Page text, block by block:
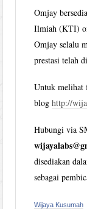
Omjay
Ilmiah (KTI)
Omjay selalu
prestasi telah
Untuk melihat
bloghttp://
Hubungi via
disediakan
sebagai
Wijaya Kusumah